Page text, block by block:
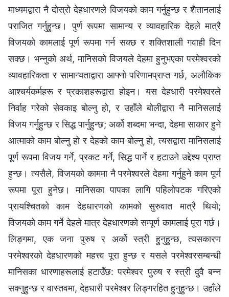
माध्यमद्वारा नै दोस्रो देहधारणले विजयको काम गर्नुहुन्छ र शैतानलाई
पराजित गर्नुहुन्छ। पुर्ण रूपमा सामान्य र व्यावहारिक देहले मात्रै
विजयको कामलाई पूर्ण रूपमा गर्न सक्छ र शक्तिशाली गवाही दिन
सक्छ। भन्नुको अर्थ, मानिसको विजयले देहमा हुनुभएका परमेश्‍वरको
व्यावहारिकता र सामान्यताद्वारा आफ्नो परिणामप्राप्त गर्छ, अलौकिक
आश्‍चर्यकर्महरू र प्रकाशहरूद्वारा होइन। यस देहधारी परमेश्‍वरले
निर्वाह गरेको सेवकाइ बोल्नु हो, र उहाँले बोलीद्वारा नै मानिसलाई
विजय गर्नुहुन्छ र सिद्ध पार्नुहुन्छ; अर्को शब्दमा भन्दा, देहमा साकार हुने
आत्माको काम बोल्नु हो र देहको काम बोल्नु हो, त्यसद्वारा मानिसलाई
पूर्ण रूपमा विजय गर्ने, प्रकट गर्ने, सिद्ध पार्ने र हटाउने उद्देश्य प्राप्त
हुन्छ। त्यसैले, विजयको काममा नै परमेश्‍वरले देहमा गर्नुहुने काम पूर्ण
रूपमा पूरा हुनेछ। मानिसका पापका लागि पहिलोपटक गरिएको
प्रायश्चितको काम देहधारणको कामको सुरुवात मात्रै थियो;
विजयको काम गर्ने देहले मात्र देहधारणको सम्पूर्ण कामलाई पूरा गर्छ।
लिङ्गमा, एक जना पुरुष र अर्को स्त्री हुनुहुन्छ, त्यसकारण
परमेश्‍वरको देहधारणको महत्त्व पूरा हुन्छ र यसले परमेश्‍वरसम्बन्धी
मानिसका धारणाहरूलाई हटाउँछ: परमेश्‍वर पुरुष र स्त्री दुवै बन्न
सक्नुहुन्छ र वास्तवमा, देहधारी परमेश्‍वर लिङ्गरहित हुनुहुन्छ। उहाँले